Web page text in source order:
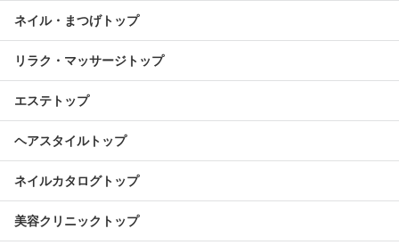
ネイル・まつげトップ
リラク・マッサージトップ
エステトップ
ヘアスタイルトップ
ネイルカタログトップ
美容クリニックトップ